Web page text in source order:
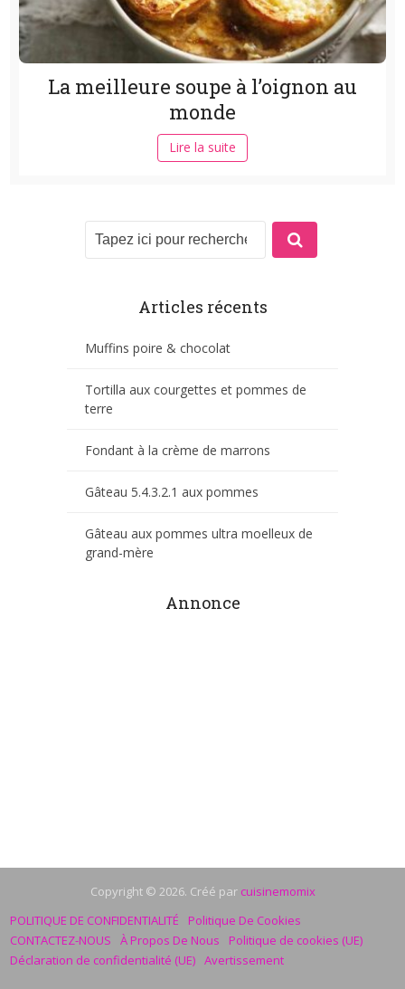
La meilleure soupe à l’oignon au
monde
Lire la suite
Articles récents
Muffins poire & chocolat
Tortilla aux courgettes et pommes de
terre
Fondant à la crème de marrons
Gâteau 5.4.3.2.1 aux pommes
Gâteau aux pommes ultra moelleux de
grand-mère
Annonce
Copyright © 2026. Créé par cuisinemomix
POLITIQUE DE CONFIDENTIALITÉ
Politique De Cookies
CONTACTEZ-NOUS
À Propos De Nous
Politique de cookies (UE)
Déclaration de confidentialité (UE) Avertissement